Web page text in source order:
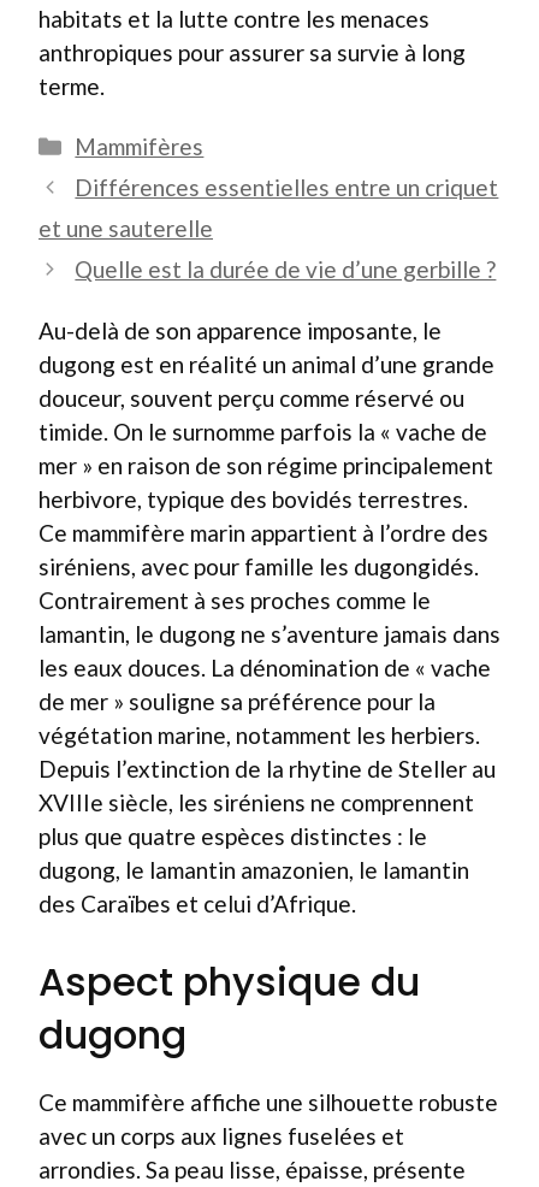
habitats et la lutte contre les menaces
anthropiques pour assurer sa survie à long
terme.
Catégories
Mammifères
Différences essentielles entre un criquet
et une sauterelle
Quelle est la durée de vie d’une gerbille ?
Au-delà de son apparence imposante, le
dugong est en réalité un animal d’une grande
douceur, souvent perçu comme réservé ou
timide. On le surnomme parfois la « vache de
mer » en raison de son régime principalement
herbivore, typique des bovidés terrestres.
Ce mammifère marin appartient à l’ordre des
siréniens, avec pour famille les dugongidés.
Contrairement à ses proches comme le
lamantin, le dugong ne s’aventure jamais dans
les eaux douces. La dénomination de « vache
de mer » souligne sa préférence pour la
végétation marine, notamment les herbiers.
Depuis l’extinction de la rhytine de Steller au
XVIIIe siècle, les siréniens ne comprennent
plus que quatre espèces distinctes : le
dugong, le lamantin amazonien, le lamantin
des Caraïbes et celui d’Afrique.
Aspect physique du
dugong
Ce mammifère affiche une silhouette robuste
avec un corps aux lignes fuselées et
arrondies. Sa peau lisse, épaisse, présente